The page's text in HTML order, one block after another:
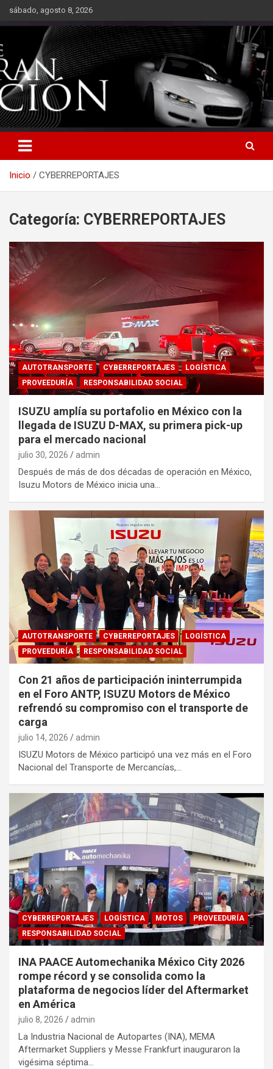
Saltarsábado, agosto 8, 2026
Inicio CYBERREPORTAJES
Categoría: CYBERREPORTAJES
AUTOTRANSPORTE CYBERREPORTAJES
LOGÍSTICA
PROVEEDURÍA
RESPONSABILIDAD SOCIAL
ISUZU amplía su portafolio en México con la
llegada de ISUZU D-MAX, su primera pick-up
para el mercado nacional
julio 30, 2026 admin
Después de más de dos décadas de operación en México,
Isuzu Motors de México inicia una…
AUTOTRANSPORTE CYBERREPORTAJES
LOGÍSTICA
PROVEEDURÍA
RESPONSABILIDAD SOCIAL
Con 21 años de participación ininterrumpida
en el Foro ANTP, ISUZU Motors de México
refrendó su compromiso con el transporte de
carga
julio 14, 2026 admin
ISUZU Motors de México participó una vez más en el Foro
Nacional del Transporte de Mercancías,…
CYBERREPORTAJES LOGÍSTICA MOTOS
PROVEEDURÍA
RESPONSABILIDAD SOCIAL
INA PAACE Automechanika México City 2026
rompe récord y se consolida como la
plataforma de negocios líder del Aftermarket
en América
julio 8, 2026 admin
La Industria Nacional de Autopartes (INA), MEMA
Aftermarket Suppliers y Messe Frankfurt inauguraron la
vigésima séptima…